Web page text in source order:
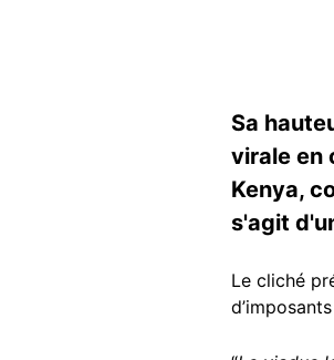
Sa
virale en
Kenya,
s'agit
Le cliché